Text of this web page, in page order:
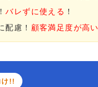
バレずに使える ！
配慮！ 顧客満足度が高い
け!!